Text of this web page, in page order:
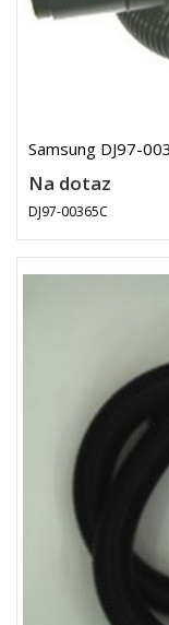
Samsung DJ97-
Na dotaz
DJ97-00365C